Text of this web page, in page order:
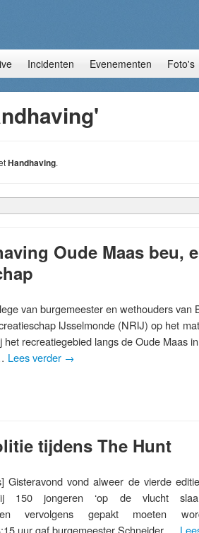
Incidenten Evenementen Foto's
Handhaving.
Oude Maas beu,
van burgemeester en wethouders van
IJsselmonde (NRIJ) op het
recreatiegebied langs de Oude Maas
Lees verder →
tijdens The Hunt
Gisteravond vond alweer de vierde
150 jongeren ‘op de vlucht
en vervolgens gepakt moeten
uur gaf burgemeester Schneider …